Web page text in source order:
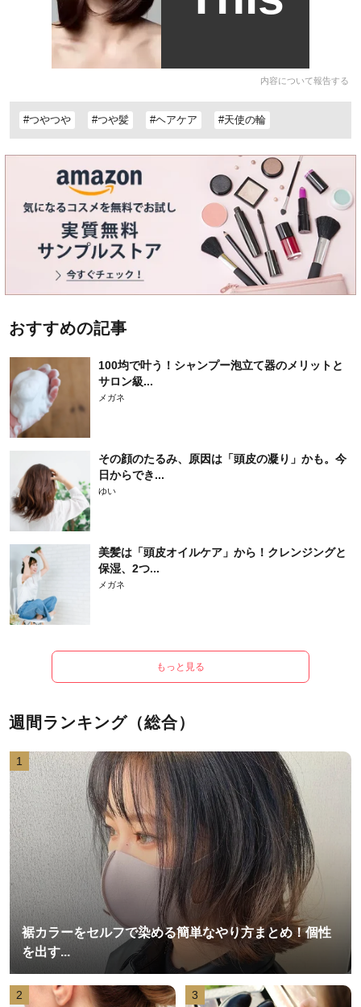
内容について報告する
#つやつや #つや髪 #ヘアケア #天使の輪
おすすめの記事
100均で叶う！シャンプー泡立て器のメリットと
サロン級...
メガネ
その顔のたるみ、原因は「頭皮の凝り」かも。今
日からでき...
ゆい
美髪は「頭皮オイルケア」から！クレンジングと
保湿、2つ...
メガネ
もっと見る
週間ランキング（総合）
1
裾カラーをセルフで染める簡単なやり方まとめ！個性
を出す...
2 3